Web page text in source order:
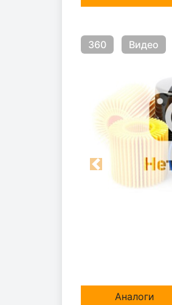
360 Видео
Previous
Аналоги